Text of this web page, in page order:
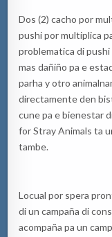
Dos (2) cacho por
pushi por multiplica
problematica di pushi
mas dañiño pa e
parha y otro
directamente den
cune pa e bienestar
for Stray Animals ta
tambe.
Locual por spera
di un campaña di
acompaña pa un